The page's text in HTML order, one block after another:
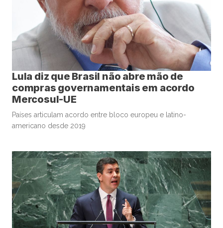
Lula diz que Brasil não abre mão de
compras governamentais em acordo
Mercosul-UE
Países articulam acordo entre bloco europeu e latino-
americano desde 2019